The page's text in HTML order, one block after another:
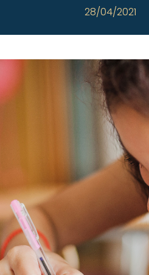
28/04/2021